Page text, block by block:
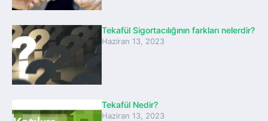
Tekafül Sigortacılığının farkları nelerdir?
Haziran 13, 2023
Tekafül Nedir?
Haziran 13, 2023